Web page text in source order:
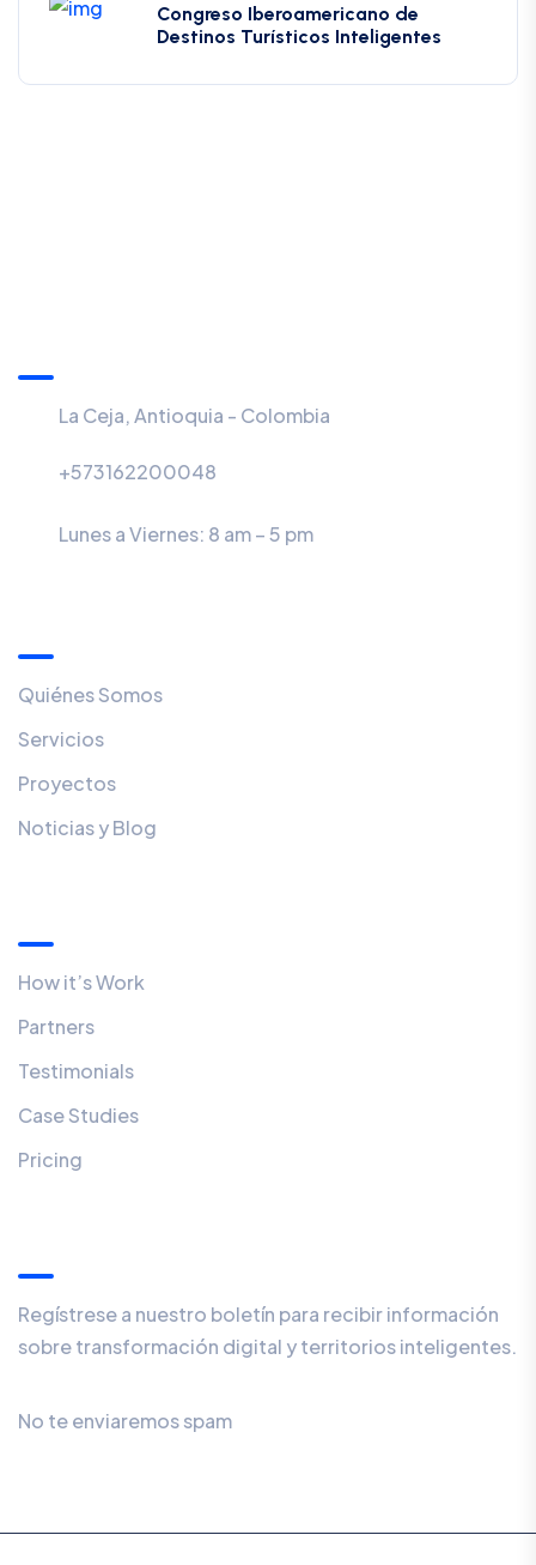
Congreso Iberoamericano de
Destinos Turísticos Inteligentes
La Ceja, Antioquia - Colombia
+573162200048
Lunes a Viernes: 8 am – 5 pm
Quiénes Somos
Servicios
Proyectos
Noticias y Blog
How it’s Work
Partners
Testimonials
Case Studies
Pricing
Regístrese a nuestro boletín para recibir información
sobre transformación digital y territorios inteligentes.
No te enviaremos spam